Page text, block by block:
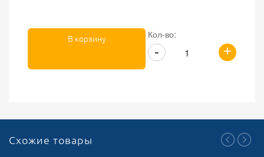
Кол-во:
+
-
В корзину
Схожие товары